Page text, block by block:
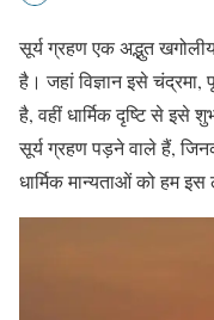
सूर्य ग्रहण एक अद्भुत
है। जहां विज्ञान इसे
है, वहीं धार्मिक दृष्टि से इसे
सूर्य ग्रहण पड़ने वाले हैं,
धार्मिक मान्यताओं को हम